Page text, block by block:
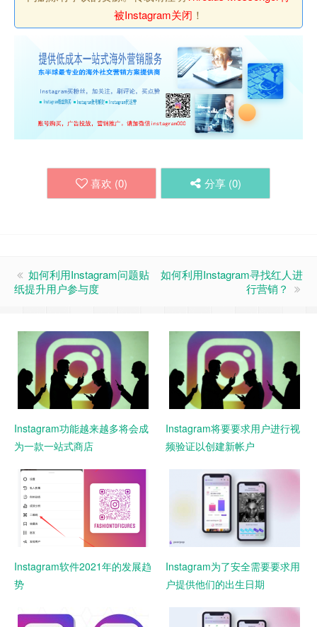
被Instagram关闭 ！
喜欢 (0) 分享 (0)
如何利用Instagram问题贴
纸提升用户参与度
如何利用Instagram寻找红人进
行营销？
Instagram功能越来越多将会成
为一款一站式商店
Instagram将要要求用户进行视
频验证以创建新帐户
Instagram软件2021年的发展趋
势
Instagram为了安全需要要求用
户提供他们的出生日期